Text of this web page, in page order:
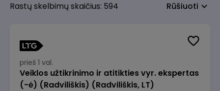
Rastų skelbimų skaičius: 594 Rūšiuoti
prieš 1 val.
Veiklos užtikrinimo ir atitikties vyr. ekspertas
(-ė) (Radviliškis) (Radviliškis, LT)